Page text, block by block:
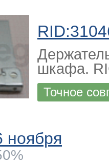
шкафа.
Точное
ноября